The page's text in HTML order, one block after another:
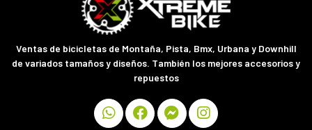
Ventas de bicicletas de Montaña, Pista, Bmx, Urbana y Downhill
de variados tamaños y diseños. También los mejores accesorios y
repuestos